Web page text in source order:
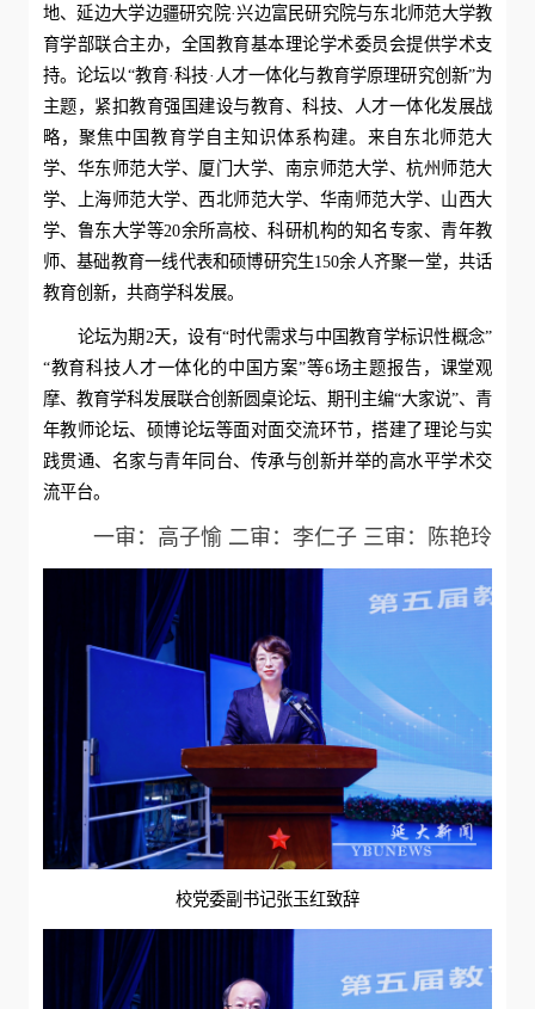
地、延边大学边疆研究院·兴边富民研究院与东北师范大学教
育学部联合主办，全国教育基本理论学术委员会提供学术支
持。论坛以“教育·科技·人才一体化与教育学原理研究创新”为
主题，紧扣教育强国建设与教育、科技、人才一体化发展战
略，聚焦中国教育学自主知识体系构建。来自东北师范大
学、华东师范大学、厦门大学、南京师范大学、杭州师范大
学、上海师范大学、西北师范大学、华南师范大学、山西大
学、鲁东大学等20余所高校、科研机构的知名专家、青年教
师、基础教育一线代表和硕博研究生150余人齐聚一堂，共话
教育创新，共商学科发展。
论坛为期2天，设有“时代需求与中国教育学标识性概念”
“教育科技人才一体化的中国方案”等6场主题报告，课堂观
摩、教育学科发展联合创新圆桌论坛、期刊主编“大家说”、青
年教师论坛、硕博论坛等面对面交流环节，搭建了理论与实
践贯通、名家与青年同台、传承与创新并举的高水平学术交
流平台。
一审：高子愉 二审：李仁子 三审：陈艳玲
校党委副书记张玉红致辞